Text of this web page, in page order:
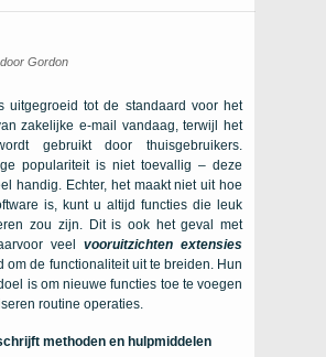
door Gordon
uitgegroeid tot de standaard voor het
zakelijke e-mail vandaag, terwijl het
gebruikt door thuisgebruikers.
populariteit is niet toevallig – deze
handig. Echter, het maakt niet uit hoe
is, kunt u altijd functies die leuk
zou zijn. Dit is ook het geval met
veel vooruitzichten extensies
om de functionaliteit uit te breiden. Hun
is om nieuwe functies toe te voegen
routine operaties.
methoden en hulpmiddelen